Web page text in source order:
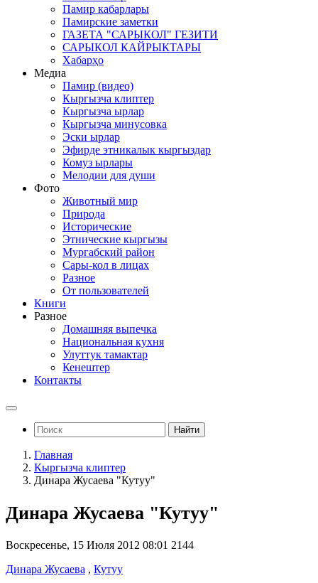
Памир кабарлары
Памирские заметки
ГАЗЕТА "САРЫКОЛ" ГЕЗИТИ
САРЫКОЛ КАЙРЫКТАРЫ
Хабарҳо
Медиа
Памир (видео)
Кыргызча клиптер
Кыргызча ырлар
Кыргызча минусовка
Эски ырлар
Эфирде этникалык кыргыздар
Комуз ырлары
Мелодии для души
Фото
Животный мир
Природа
Исторические
Этнические кыргызы
Мургабский район
Сары-кол в лицах
Разное
От пользователей
Книги
Разное
Домашняя выпечка
Национальная кухня
Улуттук тамактар
Кенештер
Контакты
Найти
Главная
Кыргызча клиптер
Динара Жусаева "Кутуу"
Динара Жусаева "Кутуу"
Воскресенье, 15 Июля 2012 08:01 2144
Динара Жусаева , Кутуу